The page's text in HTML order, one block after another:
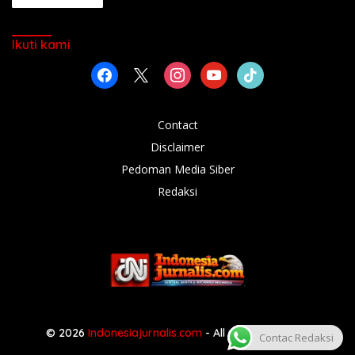
Ikuti kami
facebook instagramyoutubetiktok
Contact
Disclaimer
Pedoman Media Siber
Redaksi
© 2026 Indonesiajurnalis.com - All rights reserved
Contac Redaksi